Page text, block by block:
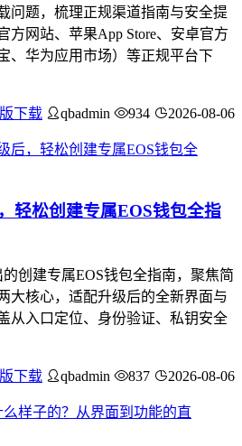
问题，梳理正规渠道指南与安全提
方网站、苹果App Store、安卓官方
、华为应用市场）等正规平台下
下载 qbadmin 934 2026-08-06
轻松创建专属EOS钱包全指
的创建专属EOS钱包全指南，聚焦简
大核心，适配升级后的全新界面与
从入口定位、身份验证、私钥安全
下载 qbadmin 837 2026-08-06